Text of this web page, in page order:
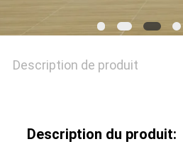
POLICY
Description de produit
Description du produit: